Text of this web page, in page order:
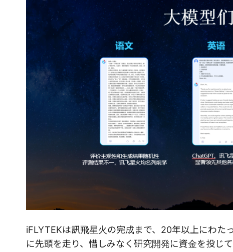
iFLYTEKは訊飛星火の完成まで、20年以上にわた
に先頭を走り、惜しみなく研究開発に資金を投じ